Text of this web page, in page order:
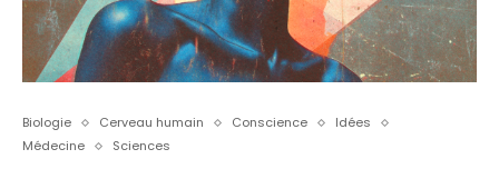
Biologie Cerveau humain Conscience
Idées
Médecine
Sciences